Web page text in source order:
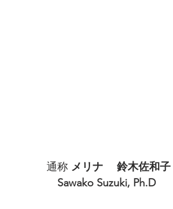
通称 メリナ　 鈴木佐和子
Sawako Suzuki, Ph.D